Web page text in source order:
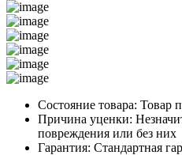
Состояние товара: Товар
Причина уценки:
повреждения или без них
Гарантия: Стандартная